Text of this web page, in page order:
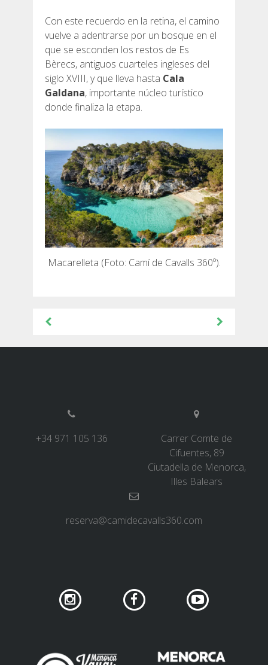
Con este recuerdo en la retina, el camino
vuelve a adentrarse por un bosque en el
que se esconden los restos de Es
Bèrecs, antiguos cuarteles ingleses del
siglo XVIII, y que lleva hasta Cala
Galdana, importante núcleo turístico
donde finaliza la etapa.
Macarelleta (Foto: Camí de Cavalls 360º).
Navegación
de
entradas
+34 971 105 136
Carrer Comte de
Cifuentes, 89
Ciutadella de Menorca,
Illes Balears
reserva@camidecavalls360.com